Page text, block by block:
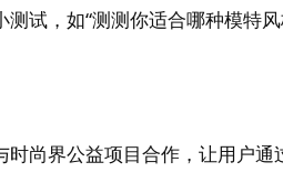
测试，如“测测你适合哪种模特风
尚界公益项目合作，让用户通